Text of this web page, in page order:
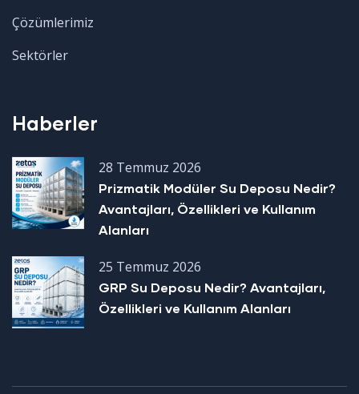
Çözümlerimiz
Sektörler
Haberler
28 Temmuz 2026
Prizmatik Modüler Su Deposu Nedir?
Avantajları, Özellikleri ve Kullanım
Alanları
25 Temmuz 2026
GRP Su Deposu Nedir? Avantajları,
Özellikleri ve Kullanım Alanları